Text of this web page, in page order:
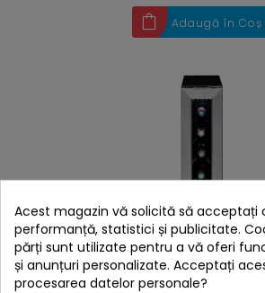
Adaugă în Coș
Acest magazin vă solicită să acceptați
performanță, statistici și publicitate.
părți sunt utilizate pentru a vă oferi
și anunțuri personalizate. Acceptați
procesarea datelor personale?